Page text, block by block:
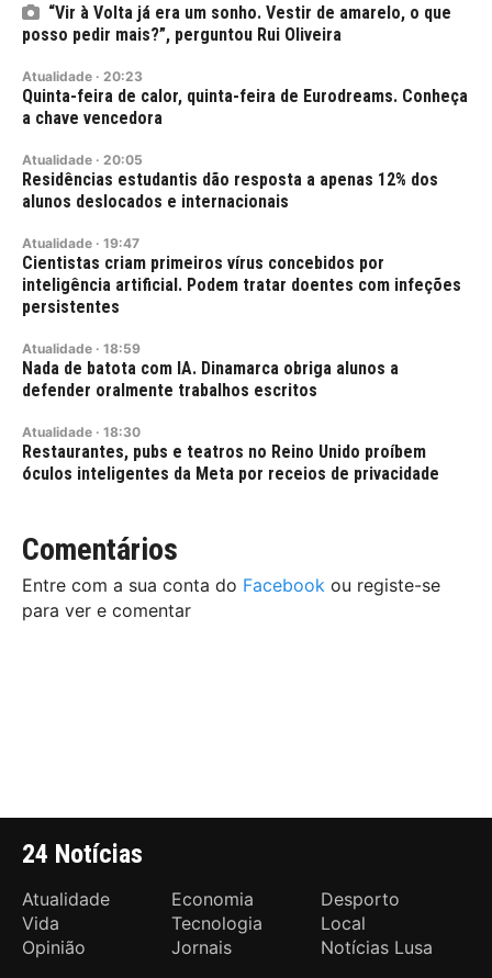
“Vir à Volta já era um sonho. Vestir de amarelo, o que
posso pedir mais?”, perguntou Rui Oliveira
Atualidade · 20:23
Quinta-feira de calor, quinta-feira de Eurodreams. Conheça
a chave vencedora
Atualidade · 20:05
Residências estudantis dão resposta a apenas 12% dos
alunos deslocados e internacionais
Atualidade · 19:47
Cientistas criam primeiros vírus concebidos por
inteligência artificial. Podem tratar doentes com infeções
persistentes
Atualidade · 18:59
Nada de batota com IA. Dinamarca obriga alunos a
defender oralmente trabalhos escritos
Atualidade · 18:30
Restaurantes, pubs e teatros no Reino Unido proíbem
óculos inteligentes da Meta por receios de privacidade
Comentários
Entre com a sua conta do Facebook ou registe-se
para ver e comentar
24 Notícias
Atualidade Economia
Desporto
Vida
Tecnologia
Local
Opinião
Jornais Notícias Lusa